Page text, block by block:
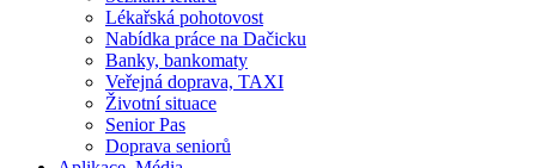
Lékařská pohotovost
Nabídka práce na Dačicku
Banky, bankomaty
Veřejná doprava, TAXI
Životní situace
Senior Pas
Doprava seniorů